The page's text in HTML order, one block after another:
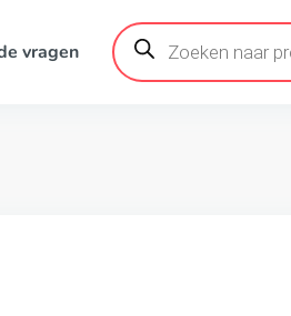
vragen
Products
search